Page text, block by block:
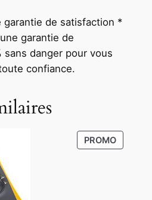
garantie de satisfaction *
garantie de
sans danger pour vous
confiance.
PROMOP
R